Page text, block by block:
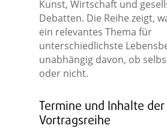
Kunst, Wirtschaft und
Debatten. Die Reihe zeigt,
ein relevantes Thema für
unterschiedlichste
unabhängig davon, ob
oder nicht.
Termine und Inhalte der
Vortragsreihe